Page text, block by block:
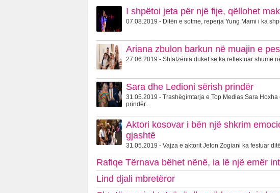
I shpëtoi jeta për një fije, qëllohet
07.08.2019 - Ditën e sotme, reperja Yung Mami i ka
Ariana zbulon barkun në muajin e
27.06.2019 - Shtatzënia duket se ka reflektuar shumë
Sara dhe Ledioni sërish prindër
31.05.2019 - Trashëgimtarja e Top Medias Sara
prindër...
Aktori kosovar i bën një shkrim
gjashtë
31.05.2019 - Vajza e aktorit Jeton Zogiani ka festuar
Rafiqe Tërnava bëhet nënë, ia lë një emër
Lind djali mbretëror